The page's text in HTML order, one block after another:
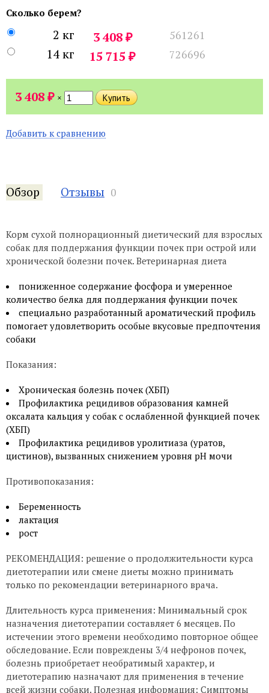
Сколько берем?
2 кг 3 408₽ 561261
14 кг 15 715₽ 726696
3 408₽ ×
Добавить к сравнению
Обзор Отзывы 0
Корм сухой полнорационный диетический для взрослых
собак для поддержания функции почек при острой или
хронической болезни почек. Ветеринарная диета
пониженное содержание фосфора и умеренное
количество белка для поддержания функции почек
специально разработанный ароматический профиль
помогает удовлетворить особые вкусовые предпочтения
собаки
Показания:
Хроническая болезнь почек (ХБП)
Профилактика рецидивов образования камней
оксалата кальция у собак с ослабленной функцией почек
(ХБП)
Профилактика рецидивов уролитиаза (уратов,
цистинов), вызванных снижением уровня рН мочи
Противопоказания:
Беременность
лактация
рост
РЕКОМЕНДАЦИЯ: решение о продолжительности курса
диетотерапии или смене диеты можно принимать
только по рекомендации ветеринарного врача.
Длительность курса применения: Минимальный срок
назначения диетотерапии составляет 6 месяцев. По
истечении этого времени необходимо повторное общее
обследование. Если повреждены 3/4 нефронов почек,
болезнь приобретает необратимый характер, и
диетотерапию назначают для применения в течение
всей жизни собаки. Полезная информация: Симптомы